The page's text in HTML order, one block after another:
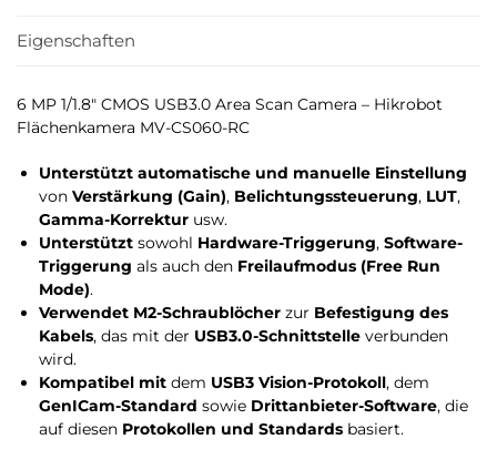
Eigenschaften
6 MP 1/1.8″ CMOS USB3.0 Area Scan Camera – Hikrobot
Flächenkamera MV-CS060-RC
Unterstützt automatische und manuelle Einstellung
von Verstärkung (Gain), Belichtungssteuerung, LUT,
Gamma-Korrektur usw.
Unterstützt sowohl Hardware-Triggerung, Software-
Triggerung als auch den Freilaufmodus (Free Run
Mode).
Verwendet M2-Schraublöcher zur Befestigung des
Kabels, das mit der USB3.0-Schnittstelle verbunden
wird.
Kompatibel mit dem USB3 Vision-Protokoll, dem
GenICam-Standard sowie Drittanbieter-Software, die
auf diesen Protokollen und Standards basiert.